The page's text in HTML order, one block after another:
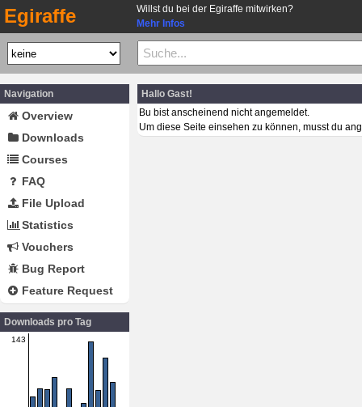
Egiraffe
Willst du bei der Egiraffe mitwirken?
Mehr Infos
Navigation
Overview
Downloads
Courses
FAQ
File Upload
Statistics
Vouchers
Bug Report
Feature Request
Downloads pro Tag
143
Hallo Gast!
Bu bist anscheinend nicht angemeldet.
Um diese Seite einsehen zu können, musst du